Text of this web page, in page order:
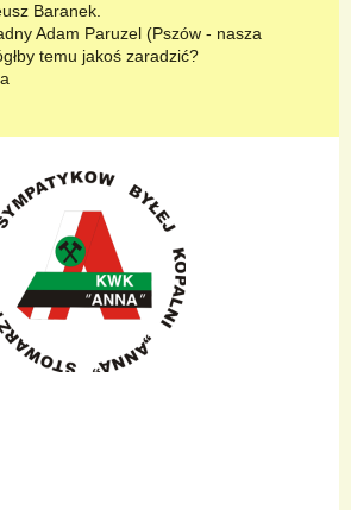
Baranek.
Adam Paruzel (Pszów - nasza
temu jakoś zaradzić?